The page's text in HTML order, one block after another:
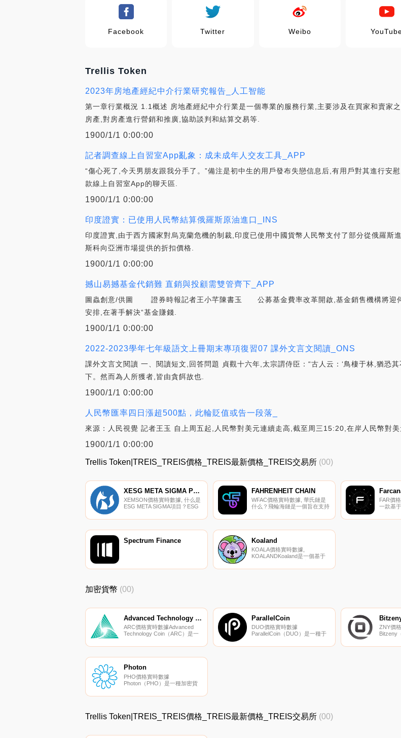
Facebook Twitter Weibo
Trellis Token
2023年房地產經紀中介行業研究報告_人工智能
第一章行業概況 1.1概述 房地產經紀中介行業是一個專業的服務行業,主要涉及在買家和賣家
房產,對房產進行營銷和推廣,協助談判和結算交易等.
1900/1/1 0:00:00
記者調查線上自習室App亂象：成未成年人交友工具_APP
“傷心死了,今天男朋友跟我分手了。”備注是初中生的用戶發布失戀信息后,有用戶對其進行安
款線上自習室App的聊天區.
1900/1/1 0:00:00
印度證實：已使用人民幣結算俄羅斯原油進口_INS
印度證實,由于西方國家對烏克蘭危機的制裁,印度已使用中國貨幣人民幣支付了部分從俄羅斯
斯科向亞洲市場提供的折扣價格.
1900/1/1 0:00:00
撼山易撼基金代銷難 直銷與投顧需雙管齊下_APP
圖蟲創意/供圖 證券時報記者王小芊陳書玉 公募基金費率改革開啟,基金銷售機構將迎
安排,在著手解決“基金賺錢.
1900/1/1 0:00:00
2022-2023學年七年級語文上冊期末專項復習07 課外文言文閱讀_ONS
課外文言文閱讀 一、閱讀短文,回答問題 貞觀十六年,太宗謂侍臣：“古人云：‘鳥棲于林,猶
下。然而為人所獲者,皆由貪餌故也.
1900/1/1 0:00:00
人民幣匯率四日漲超500點，此輪貶值或告一段落_
來源：人民視覺 記者王玉 自上周五起,人民幣對美元連續走高,截至周三15:20,在岸人民幣對
1900/1/1 0:00:00
Trellis Token|TREIS_TREIS價格_TREIS最新價格_TREIS交易所 (00)
XESG META SIGMA PROJECT
XEMSON價格實時數據, 什么是
ESG META SIGMA項目？ESG
EMS項目）旨在使個人和公司能
項目開發了針對公司的ESG自我
評估系統的主要引擎,并為個人
FAHRENHEIT CHAIN
WFAC價格實時數據, 華氏鏈是
什么？飛輪海鏈是一個旨在支持
和智能合約的項目。華氏度；的
FAR價
一款基
2073年
Spectrum Finance Koaland
KOALA價格實時數據,
KOALANDKoaland是一個基于
同的技術方法,讓你能夠適應健
費獎勵.
加密貨幣 (00)
Advanced Technology Coin
ARC價格實時數據Advanced
Technology Coin（ARC）是一
過程生成ARC。Advanced
ParallelCoin
DUO價格實時數據
ParallelCoin（DUO）是一種于
可以通過挖掘過程生成DUO。
ZNY價
Bitzeny
ZNY。
Photon
PHO價格實時數據
Photon（PHO）是一種加密貨
PHO。Photon的電流供應為
元,在過去24小時內上漲了0.00.
Trellis Token|TREIS_TREIS價格_TREIS最新價格_TREIS交易所 (00)